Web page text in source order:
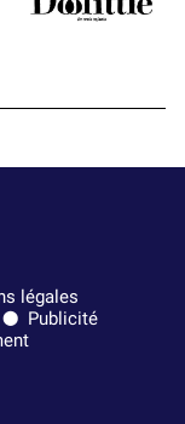
légales
Publicité